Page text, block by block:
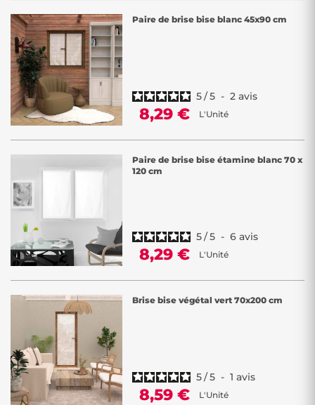
Paire de brise bise blanc 45x90 cm
5/5 - 2 avis
8,29 € L'Unité
Paire de brise bise étamine blanc 70 x
120 cm
5/5 - 6 avis
8,29 € L'Unité
Brise bise végétal vert 70x200 cm
5/5 - 1 avis
8,59 € L'Unité